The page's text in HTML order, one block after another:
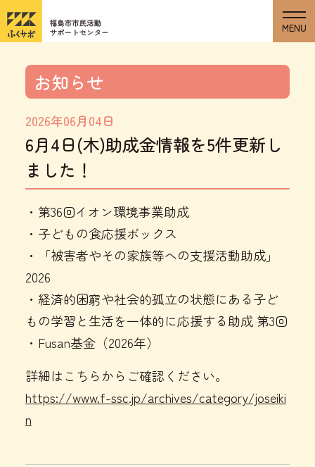
お知らせ
2026年06月04日
6月4日(木)助成金情報を5件更新し
ました！
・第36回イオン環境事業助成
・子どもの食応援ボックス
・「被害者やその家族等への支援活動助成」
2026
・経済的困窮や社会的孤立の状態にある子ど
もの学習と生活を一体的に応援する助成 第3回
・Fusan基金（2026年）
詳細はこちらからご確認ください。
https://www.f-ssc.jp/archives/category/joseiki
n